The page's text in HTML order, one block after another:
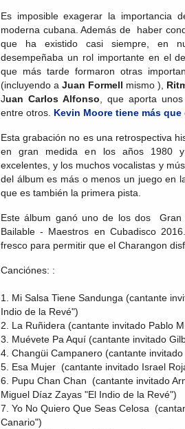
Es imposible exagerar la importancia
moderna cubana. Además de haber
que ha existido casi siempre, en
desempeñaba un rol importante en el
que más tarde formaron otras
(incluyendo a Juan Formell mismo ),
Juan Carlos Alfonso , que aporta
entre otros. Kevin Moore tiene más
Esta grabación no es una retrospectiva
en gran medida en los años 1980
excelentes, y los muchos vocalistas y
del álbum es más o menos un juego en
que es también la primera pista.
Este álbum ganó uno de los dos
Bailable - Maestros en Cubadisco
fresco para permitir que el Charangon
Canciónes: :
1. Mi Salsa Tiene Sandunga (cantante
Indio de la Revé")
2. La Ruñidera (cantante invitado Pablo
3. Muévete Pa Aquí (cantante invitado
4. Changüi Campanero (cantante
5. Esa Mujer (cantante invitado Israel
6. Pupu Chan Chan (cantante invitado
Miguel Díaz Zayas "El Indio de la Revé")
7. Yo No Quiero Que Seas Celosa
Canario")